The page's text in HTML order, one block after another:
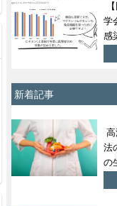
学
感
新着記事
法
の